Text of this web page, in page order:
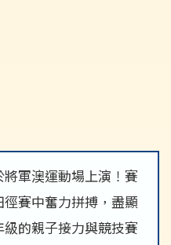
軍澳運動場上演！賽
賽中奮力拼搏，盡顯
的親子接力與競技賽